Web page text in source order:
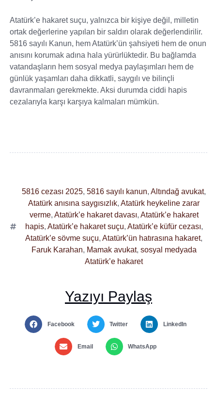
Atatürk’e hakaret suçu, yalnızca bir kişiye değil, milletin
ortak değerlerine yapılan bir saldırı olarak değerlendirilir.
5816 sayılı Kanun, hem Atatürk’ün şahsiyeti hem de onun
anısını korumak adına hala yürürlüktedir. Bu bağlamda
vatandaşların hem sosyal medya paylaşımları hem de
günlük yaşamları daha dikkatli, saygılı ve bilinçli
davranmaları gerekmekte. Aksi durumda ciddi hapis
cezalarıyla karşı karşıya kalmaları mümkün.
5816 cezası 2025, 5816 sayılı kanun, Altındağ avukat,
Atatürk anısına saygısızlık, Atatürk heykeline zarar
verme, Atatürk’e hakaret davası, Atatürk’e hakaret
hapis, Atatürk’e hakaret suçu, Atatürk’e küfür cezası,
Atatürk’e sövme suçu, Atatürk’ün hatırasına hakaret,
Faruk Karahan, Mamak avukat, sosyal medyada
Atatürk’e hakaret
Yazıyı Paylaş
Facebook Twitter LinkedIn
Email WhatsApp